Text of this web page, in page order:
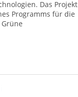
Das Projekt
Programms für die